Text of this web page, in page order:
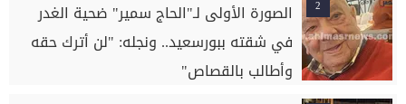
2
الصورة الأولى لـ"الحاج سمير" ضحية الغدر
في شقته ببورسعيد.. ونجله: "لن أترك حقه
وأطالب بالقصاص"